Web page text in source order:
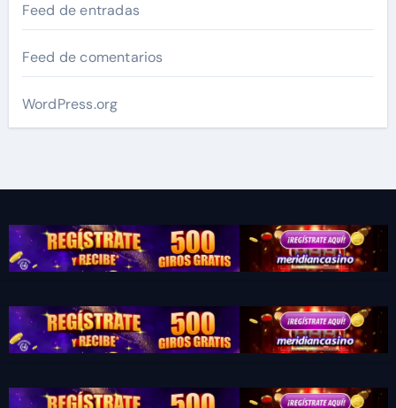
Feed de entradas
Feed de comentarios
WordPress.org